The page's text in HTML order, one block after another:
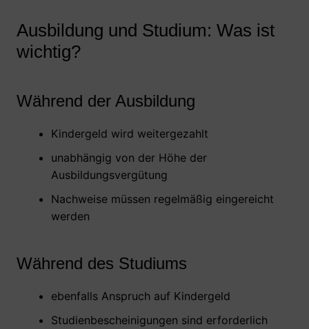
Ausbildung und Studium: Was ist
wichtig?
Während der Ausbildung
Kindergeld wird weitergezahlt
unabhängig von der Höhe der
Ausbildungsvergütung
Nachweise müssen regelmäßig eingereicht
werden
Während des Studiums
ebenfalls Anspruch auf Kindergeld
Studienbescheinigungen sind erforderlich